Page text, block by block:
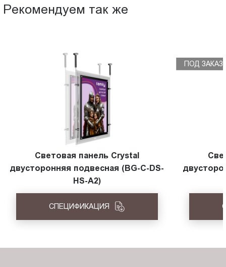
Рекомендуем так же
Световая панель Crystal
двусторонняя подвесная (BG-C-DS-
HS-A2)
СПЕЦИФИКАЦИЯ
ПОД ЗАКАЗ